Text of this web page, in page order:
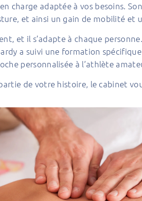
charge adaptée à vos besoins.
et ainsi un gain de mobilité et
et il s’adapte à chaque
a suivi une formation
personnalisée à l’athlète
de votre histoire, le cabinet